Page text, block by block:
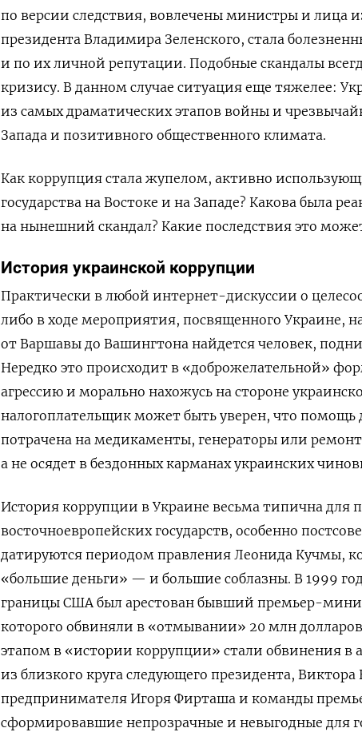
по версии следствия, вовлечены министры и лица
президента Владимира Зеленского, стала
и по их личной репутации. Подобные скандалы
кризису. В данном случае ситуация еще тяжелее:
из самых драматических этапов войны и
Запада и позитивного общественного климата.
Как коррупция стала жупелом, активно
государства на Востоке и на Западе? Какова была
на нынешний скандал? Какие последствия это
История украинской коррупции
Практически в любой интернет-дискуссии о
либо в ходе мероприятия, посвященного Украине,
от Варшавы до Вашингтона найдется человек,
Нередко это происходит в «доброжелательной»
агрессию и морально нахожусь на стороне
налогоплательщик может быть уверен, что помощь
потрачена на медикаменты, генераторы или
а не осядет в бездонных карманах украинских
История коррупции в Украине весьма типична для
восточноевропейских государств, особенно
датируются периодом правления Леонида Кучмы,
«большие деньги» — и большие соблазны. В 1999
границы США был арестован бывший премьер-
которого обвиняли в «отмывании» 20 млн
этапом в «истории коррупции» стали обвинения в
из близкого круга следующего президента,
предпринимателя Игоря Фирташа и команды
сформировавшие непрозрачные и невыгодные для